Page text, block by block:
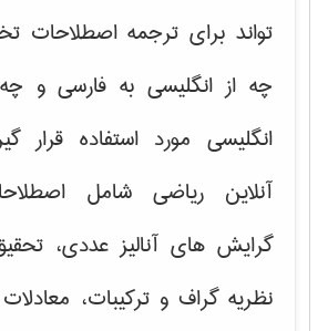
تواند برای ترجمه اصطلاحات
چه از انگلیسی به فارسی و
انگلیسی مورد استفاده قرار
آنلاین ریاضی شامل
گرایش های آنالیز عددی،
نظریه گراف و تركیبات،